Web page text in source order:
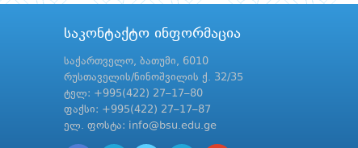
საკონტაქტო ინფორმაცია
საქართველო, ბათუმი, 6010
რუსთაველის/ნინოშვილის ქ. 32/35
ტელ: +995(422) 27–17–80
ფაქსი: +995(422) 27–17–87
ელ. ფოსტა: info@bsu.edu.ge